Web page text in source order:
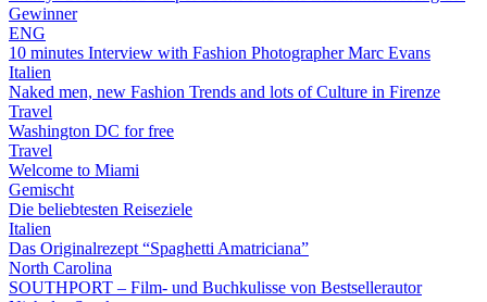
Gewinner
ENG
10 minutes Interview with Fashion Photographer Marc Evans
Italien
Naked men, new Fashion Trends and lots of Culture in Firenze
Travel
Washington DC for free
Travel
Welcome to Miami
Gemischt
Die beliebtesten Reiseziele
Italien
Das Originalrezept “Spaghetti Amatriciana”
North Carolina
SOUTHPORT – Film- und Buchkulisse von Bestsellerautor